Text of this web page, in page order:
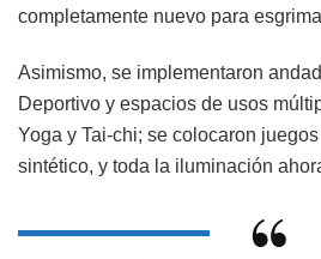
completamente nuevo para
Asimismo, se implementaron
Deportivo y espacios de usos
Yoga y Tai-chi; se colocaron
sintético, y toda la iluminación